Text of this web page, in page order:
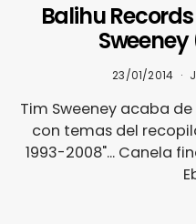
Balihu
Sweeney
23/01/2014
Tim Sweeney acaba
con temas del
1993-2008"... Canela